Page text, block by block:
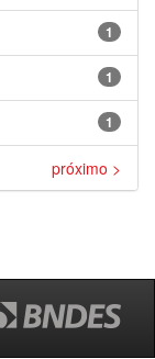
1
1
1
próximo >